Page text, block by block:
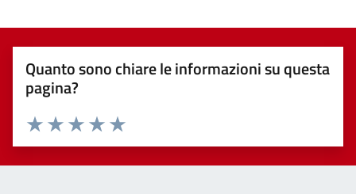
Quanto sono chiare le informazioni su questa
pagina?
Valuta 5 stelle su 5
Valuta 4 stelle su 5
Valuta 3 stelle su 5
Valuta 2 stelle su 5
Valuta 1 stelle su 5